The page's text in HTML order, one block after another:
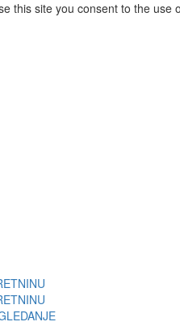
this site you consent to the use